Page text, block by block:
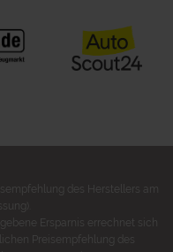
des Herstellers am
Ersparnis errechnet sich
Preisempfehlung des